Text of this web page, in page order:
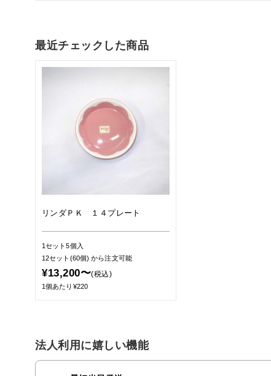
最近チェックした商品
リンダＰＫ １４プレート
1セット5個入
12セット(60個)から注文可能
¥13,200〜(税込)
1個あたり¥220
法人利用に嬉しい機能